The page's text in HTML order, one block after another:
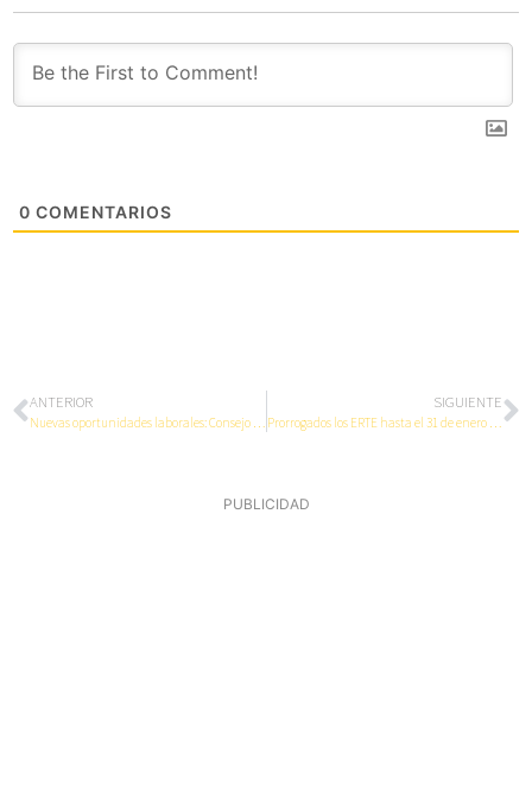
0 COMENTARIOS
ANTERIOR
Nuevas oportunidades laborales: Consejo de Ministros aprueba Real Decreto-Ley que permite contratar profesionales sanitarios para la lucha contra el COVID-19
SIGUIENTE
Prorrogados los ERTE hasta el 31 de enero de 2021
PUBLICIDAD